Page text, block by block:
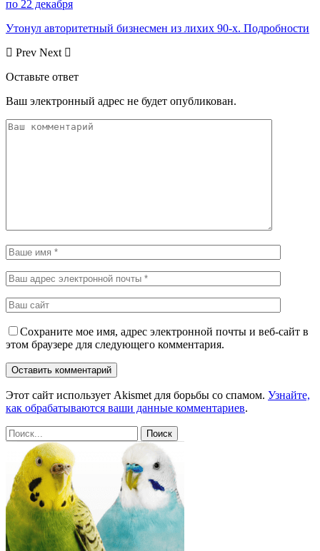
по 22 декабря
Утонул авторитетный бизнесмен из лихих 90-х. Подробности
Prev Next
Оставьте ответ
Ваш электронный адрес не будет опубликован.
Сохраните мое имя, адрес электронной почты и веб-сайт в
этом браузере для следующего комментария.
Этот сайт использует Akismet для борьбы со спамом. Узнайте,
как обрабатываются ваши данные комментариев.